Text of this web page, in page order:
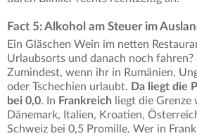
Fact 5: Alkohol am Steuer im
Ein Gläschen Wein im netten
Urlaubsorts und danach noch fahren?
Zumindest, wenn ihr in Rumänien,
oder Tschechien urlaubt. Da liegt die
bei 0,0. In Frankreich
liegt die
Dänemark, Italien, Kroatien,
Schweiz bei 0,5 Promille. Wer in